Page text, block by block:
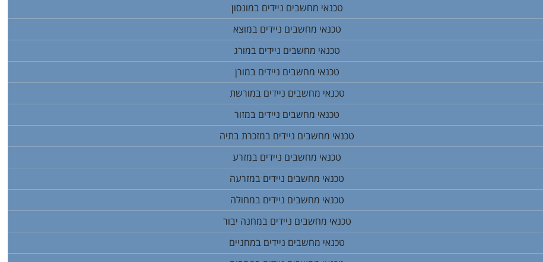
טכנאי מחשבים ניידים במונסון
טכנאי מחשבים ניידים במוצא
טכנאי מחשבים ניידים במורג
טכנאי מחשבים ניידים במורן
טכנאי מחשבים ניידים במורשת
טכנאי מחשבים ניידים במזור
טכנאי מחשבים ניידים במזכרת בתיה
טכנאי מחשבים ניידים במזרע
טכנאי מחשבים ניידים במזרעה
טכנאי מחשבים ניידים במחולה
טכנאי מחשבים ניידים במחנה יבור
טכנאי מחשבים ניידים במחניים